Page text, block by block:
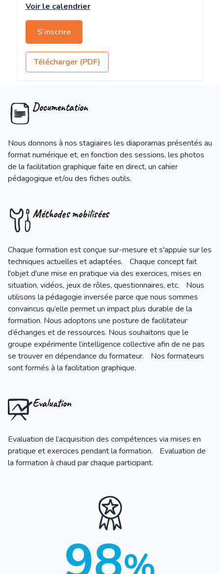
Voir le calendrier
S'inscrire
Télécharger (PDF)
Documentation
Nous donnons à nos stagiaires les diaporamas présentés au
format numérique et, en fonction des sessions, les photos
de la facilitation graphique faite en direct, un cahier
pédagogique et/ou des fiches outils.
Méthodes mobilisées
Chaque formation est conçue sur-mesure et s'appuie sur les
techniques actuelles et adaptées. Chaque concept fait
l'objet d'une mise en pratique via des exercices, mises en
situation, vidéos, jeux de rôles, questionnaires, etc. Nous
utilisons la pédagogie inversée parce que nous sommes
convaincus qu’elle permet un impact plus durable de la
formation. Nous adoptons une posture de facilitateur
d’échanges et de ressources. Nous souhaitons que le
groupe expérimente l’intelligence collective afin de ne pas
se trouver en dépendance du formateur. Nos formateurs
sont formés à la facilitation graphique.
Evaluation
Evaluation de l’acquisition des compétences via mises en
pratique et exercices pendant la formation. Evaluation de
la formation à chaud par chaque participant.